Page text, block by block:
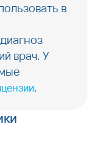
в
врач. У
.